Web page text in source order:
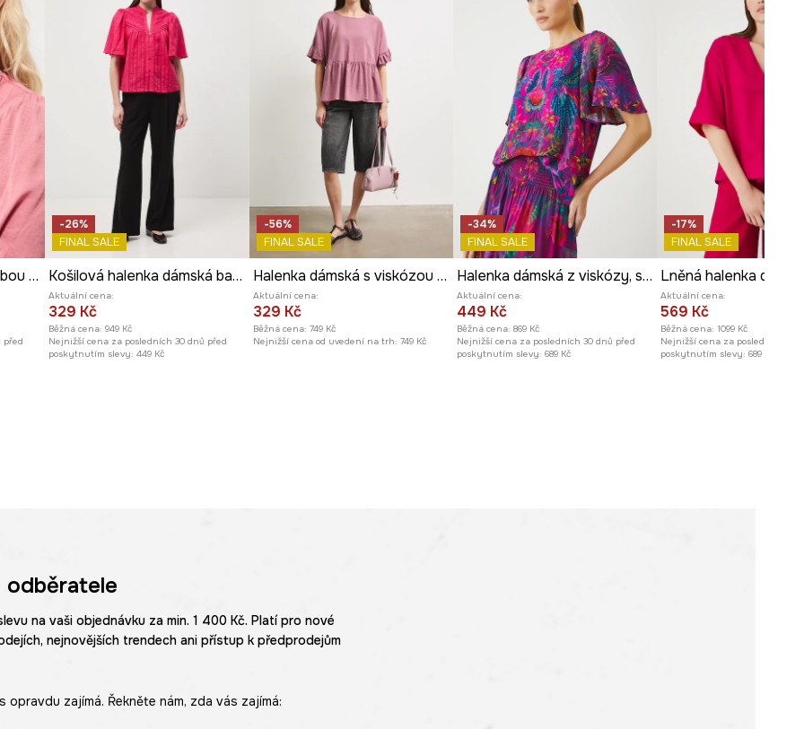
svlékání halenky.
prvky
svěžích
ROZMĚRY
Míry uvedené pro velikost
S.
Šířka podpaží: 58 cm
Modelka na fotografii je vysoká
180 cm a má na sebe velikost S
Prohlédněte si rozměry
produktu
Halenka dámská s ozdobou ve tvaru květu
před
-26%
FINAL SALE
Košilová halenka dámská bavlněná
Aktuální cena:
329 Kč
Běžná cena: 949 Kč
Nejnižší cena za posledních 30 dnů před
poskytnutím slevy: 449 Kč
-56%
FINAL SALE
Halenka dámská s viskózou s volánem
Aktuální cena:
329 Kč
Běžná cena: 749 Kč
Nejnižší cena od uvedení na trh: 749 Kč
-34%
FINAL SALE
Halenka dámská z viskózy, se vzorem růžová barva
Aktuální cena:
449 Kč
Běžná cena: 869 Kč
Nejnižší cena za posledních 30 dnů před
poskytnutím slevy: 689 Kč
-17%
FINAL SALE
Aktuální cena:
569 Kč
Běžná cena: 1099 Kč
Nejnižší cena za posledních 30
poskytnutím slevy: 689 Kč
odběratele
na vaši objednávku za min. 1 400 Kč. Platí pro nové
nejnovějších trendech ani přístup k předprodejům
zajímá. Řekněte nám, zda vás zajímá: